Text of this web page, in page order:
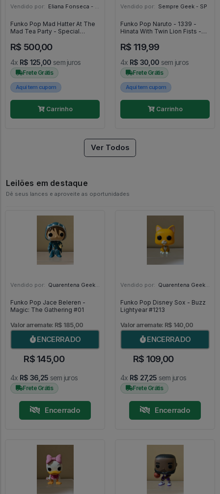
Vendido por: Eliana Fonseca - SP
Funko Pop Mad Hatter At The
Mad Tea Party - Special
Anniversary - #87 - FUNKO
R$ 500,00
4x R$ 125,00 sem juros
Frete Grátis
Aqui tem cupom
Carrinho
Vendido por: Sempre Geek - SP
Funko Pop Naruto - 1339 -
Hinata With Twin Lion Fists -
R$ 119,99
4x R$ 30,00 sem juros
Frete Grátis
Aqui tem cupom
Carrinho
Ver Todos
Leilões em destaque
Dê seus lances e aproveite as oportunidades
Vendido por: Quarentena Geek Store - SP
Funko Pop Jace Beleren -
Magic: The Gathering #01
Valor arremate: R$ 185,00
ENCERRADO
R$ 145,00
4x R$ 36,25 sem juros
Frete Grátis
Encerrado
Vendido por: Quarentena Geek Store - SP
Funko Pop Disney Sox - Buzz
Lightyear #1213
Valor arremate: R$ 140,00
ENCERRADO
R$ 109,00
4x R$ 27,25 sem juros
Frete Grátis
Encerrado